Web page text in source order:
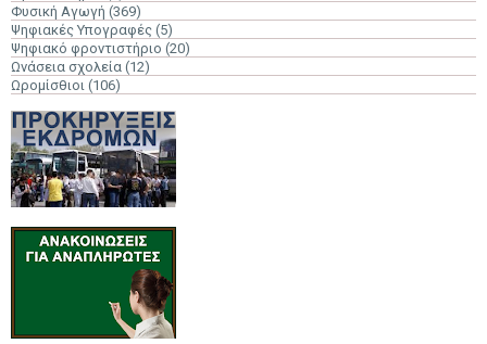
Φυσική Αγωγή (369)
Ψηφιακές Υπογραφές (5)
Ψηφιακό φροντιστήριο (20)
Ωνάσεια σχολεία (12)
Ωρομίσθιοι (106)